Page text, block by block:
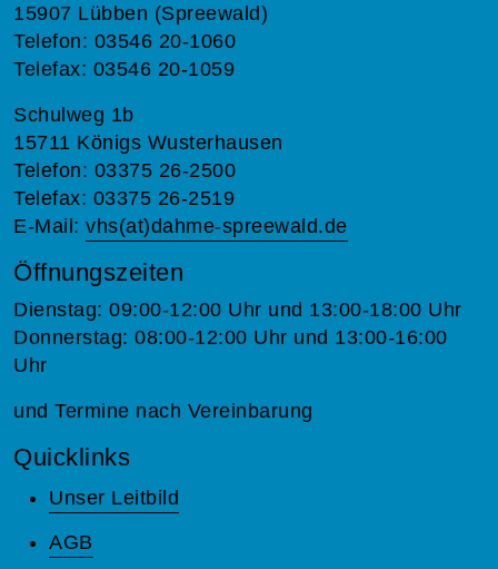
15907 Lübben (Spreewald)
Telefon: 03546 20-1060
Telefax: 03546 20-1059
Schulweg 1b
15711 Königs Wusterhausen
Telefon: 03375 26-2500
Telefax: 03375 26-2519
E-Mail: vhs(at)dahme-spreewald.de
Öffnungszeiten
Dienstag: 09:00-12:00 Uhr und 13:00-18:00 Uhr
Donnerstag: 08:00-12:00 Uhr und 13:00-16:00
Uhr
und Termine nach Vereinbarung
Quicklinks
Unser Leitbild
AGB